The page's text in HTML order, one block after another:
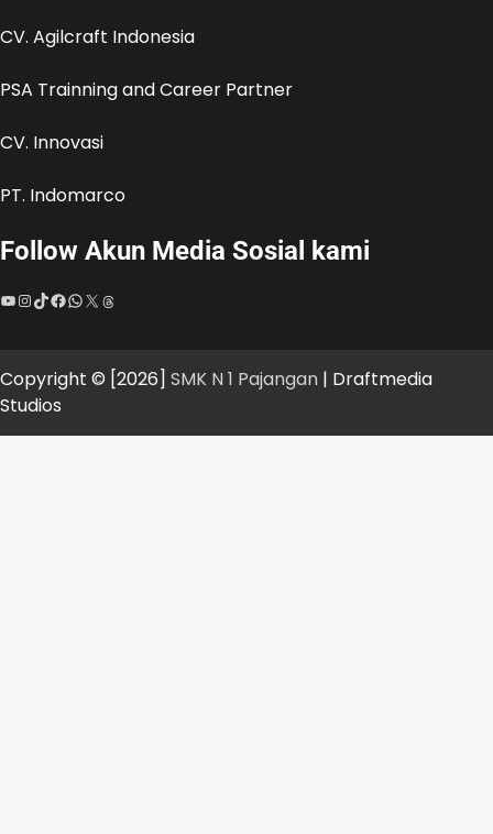
CV. Agilcraft Indonesia
PSA Trainning and Career Partner
CV. Innovasi
PT. Indomarco
Follow Akun Media Sosial kami
YouTube
Instagram
TikTok
Facebook
WhatsApp
X Threads
Copyright © [2026] SMK N 1 Pajangan | Draftmedia
Studios